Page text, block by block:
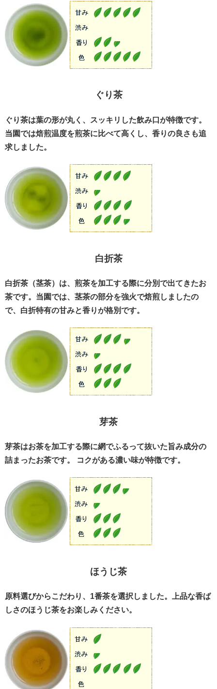
ぐり茶
ぐり茶は葉の形が丸く、スッキリした飲み口が特徴です。
当園では焙煎温度を煎茶に比べて高くし、香りの良さも追
求しました。
白折茶
白折茶（茎茶）は、煎茶を加工する際に分別で出てきたお
茶です。当園では、茎茶の部分を強火で焙煎しましたの
で、白折特有の甘みと香りが格別です。
芽茶
芽茶はお茶を加工する際に網でふるって抜いた旨み成分の
詰まったお茶です。 コクがある濃い味が特徴です。
ほうじ茶
原料選びからこだわり、1番茶を選択しました。上品な香ば
しさのほうじ茶をお楽しみください。